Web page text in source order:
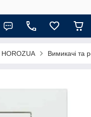
HOROZUA Вимикачі та